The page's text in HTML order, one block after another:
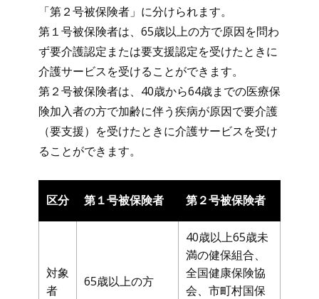
「第２号被保険者」に分けられます。
第１号被保険者は、65歳以上の方で原因を問わ
ず要介護認定または要支援認定を受けたときに
介護サービスを受けることができます。
第２号被保険者は、40歳から64歳までの医療保
険加入者の方で加齢に伴う疾病が原因で要介護
（要支援）を受けたときに介護サービスを受け
ることができます。
区分 第１号被保険者 第２号被保険者
対象
者
65歳以上の方
40歳以上65歳未
満の健保組合、
全国健康保険協
会、市町村国保